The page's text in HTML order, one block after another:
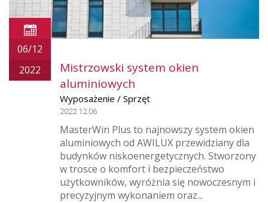
06/12
2022
Mistrzowski system okien
aluminiowych
Wyposażenie / Sprzęt
2022.12.06
MasterWin Plus to najnowszy system okien
aluminiowych od AWILUX przewidziany dla
budynków niskoenergetycznych. Stworzony
w trosce o komfort i bezpieczeństwo
użytkowników, wyróżnia się nowoczesnym i
precyzyjnym wykonaniem oraz...